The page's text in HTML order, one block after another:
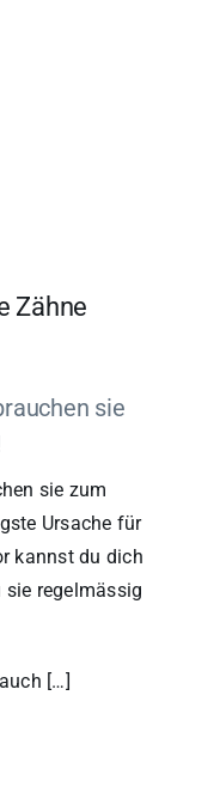
Zähne
sie
sie zum
Ursache für
kannst du dich
regelmässig
[…]